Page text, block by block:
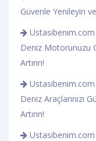
Güvenle Yenileyin
Deniz Motorunuzu
Artırın!
Deniz Araçlarınızı
Artırın!